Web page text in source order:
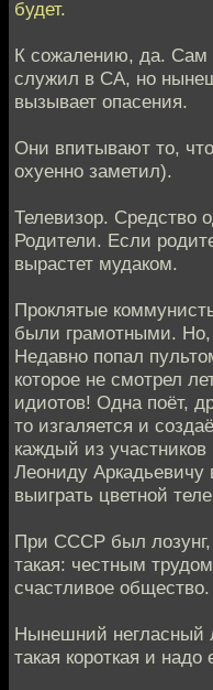
будет.
К сожалению, да.
служил в СА, но
вызывает опасения.
Они впитывают то,
охуенно заметил).
Телевизор. Средство
Родители. Если
вырастет мудаком.
Проклятые
были грамотными.
Недавно попал
которое не смотрел
идиотов! Одна поёт,
то изгаляется и
каждый из участников
Леониду
выиграть цветной
При СССР был лозунг,
такая: честным
счастливое общество.
Нынешний негласный
такая короткая и